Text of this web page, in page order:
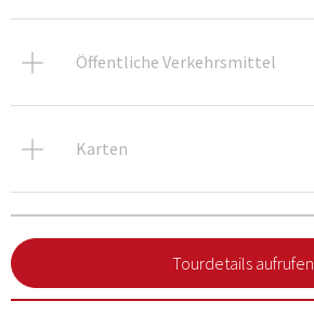
Öffentliche Verkehrsmittel
Karten
Tourdetails aufrufen